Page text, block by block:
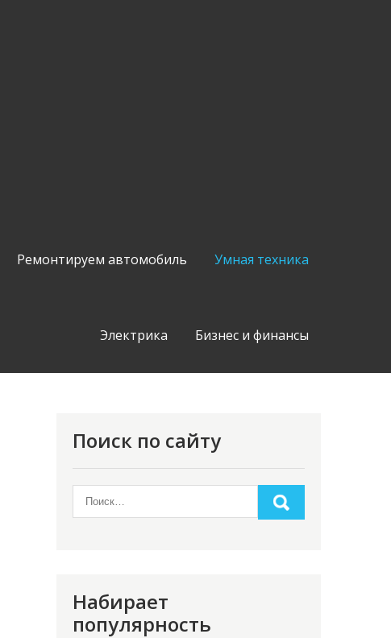
Ремонтируем автомобиль Умная техника
Электрика Бизнес и финансы
Поиск по сайту
Набирает
популярность